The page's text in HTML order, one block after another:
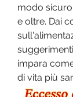
modo
e oltre. Dai
impara
di vita più